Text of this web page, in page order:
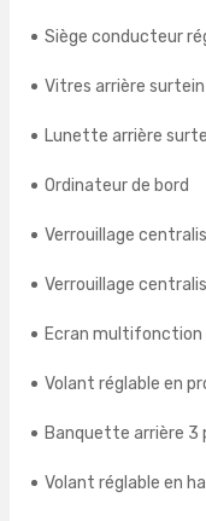
Siège conducteur
Vitres arrière
Lunette arrière
Ordinateur de bord
Verrouillage
Verrouillage
Ecran multifonction
Volant réglable en
Banquette arrière 3
Volant réglable en